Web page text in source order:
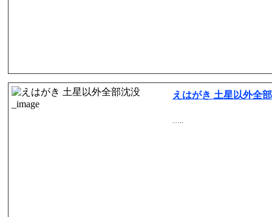
えはがき 土星以外全
…..